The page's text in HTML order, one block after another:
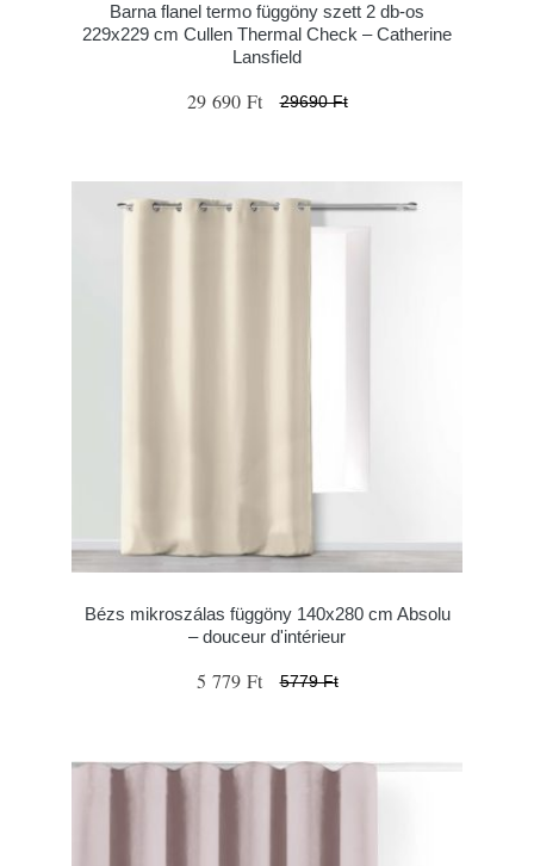
Barna flanel termo függöny szett 2 db-os
229x229 cm Cullen Thermal Check – Catherine
Lansfield
29 690 Ft 29690 Ft
Bézs mikroszálas függöny 140x280 cm Absolu
– douceur d'intérieur
5 779 Ft 5779 Ft